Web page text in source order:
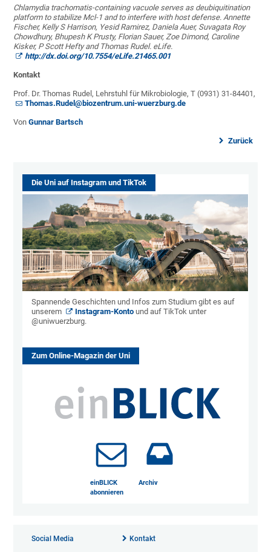
Chlamydia trachomatis-containing vacuole serves as deubiquitination
platform to stabilize Mcl-1 and to interfere with host defense. Annette
Fischer, Kelly S Harrison, Yesid Ramirez, Daniela Auer, Suvagata Roy
Chowdhury, Bhupesh K Prusty, Florian Sauer, Zoe Dimond, Caroline
Kisker, P Scott Hefty and Thomas Rudel. eLife.
http://dx.doi.org/10.7554/eLife.21465.001
Kontakt
Prof. Dr. Thomas Rudel, Lehrstuhl für Mikrobiologie, T (0931) 31-84401,
Thomas.Rudel@biozentrum.uni-wuerzburg.de
VonGunnar Bartsch
Zurück
Die Uni auf Instagram und TikTok
Spannende Geschichten und Infos zum Studium gibt es auf
unserem
Instagram-Konto und auf TikTok unter
@uniwuerzburg.
Zum Online-Magazin der Uni
einBLICK
abonnieren
Archiv
Social Media Kontakt